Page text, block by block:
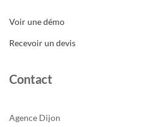
Voir une démo
Recevoir un devis
Contact
Agence Dijon